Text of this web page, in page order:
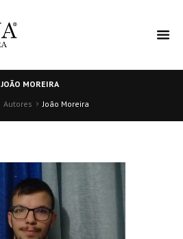
JOÃO MOREIRA
Autores João Moreira